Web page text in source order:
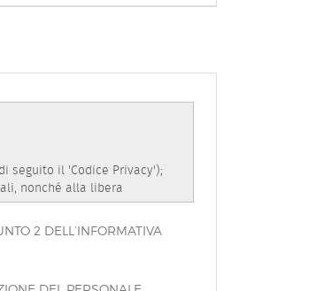
2 DELL’INFORMATIVA